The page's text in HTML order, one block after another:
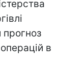
прогноз
в